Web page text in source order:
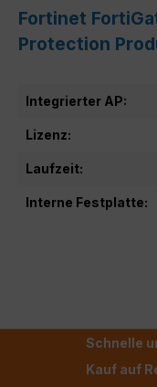
Fortinet
Protection
Integrierter AP:
Lizenz:
Laufzeit:
Interne Festplatte:
Schnelle
Kauf auf